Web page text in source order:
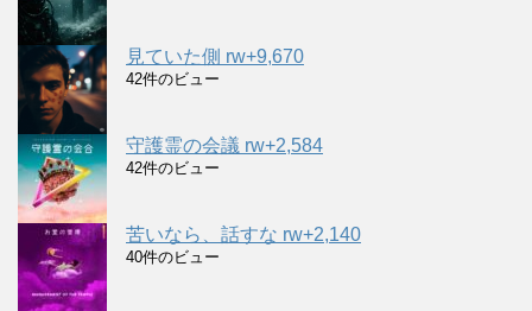
見ていた側 rw+9,670
42件のビュー
守護霊の会議 rw+2,584
42件のビュー
苦いなら、話すな rw+2,140
40件のビュー